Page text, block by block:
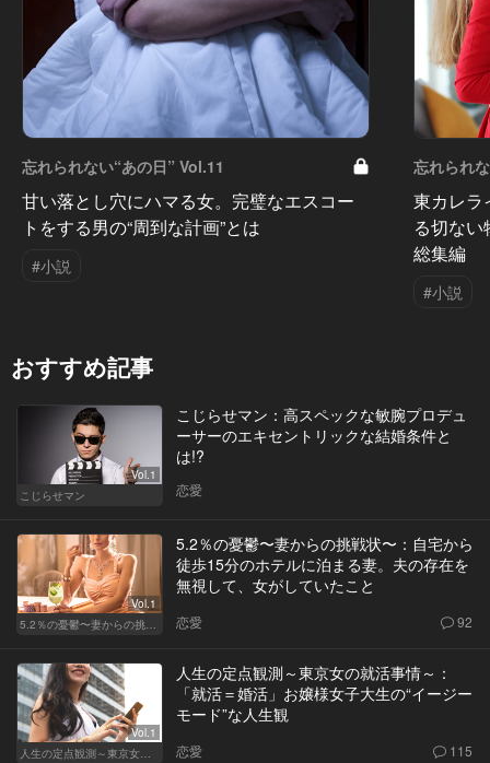
忘れられない“あの日” Vol.11
甘い落とし穴にハマる女。完璧なエスコー
トをする男の“周到な計画”とは
#小説
忘れられ
東カレラ
る切ない
総集編
#小説
おすすめ記事
Vol.1
こじらせマン
こじらせマン：高スペックな敏腕プロデュ
ーサーのエキセントリックな結婚条件と
は!?
恋愛
Vol.1
5.2％の憂鬱〜妻からの挑戦状〜
5.2％の憂鬱〜妻からの挑戦状〜：自宅から
徒歩15分のホテルに泊まる妻。夫の存在を
無視して、女がしていたこと
恋愛 92
Vol.1
人生の定点観測～東京女の就活事情～
人生の定点観測～東京女の就活事情～：
「就活＝婚活」お嬢様女子大生の“イージー
モード”な人生観
恋愛 115